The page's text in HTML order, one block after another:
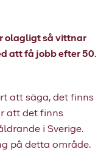
olagligt så vittnar
att få jobb efter 50.
att säga, det finns
att det finns
i Sverige.
på detta område.